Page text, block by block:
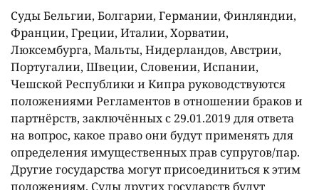
Суды Бельгии, Болгарии, Германии, Финляндии,
Франции, Греции, Италии, Хорватии,
Люксембурга, Мальты, Нидерландов, Австрии,
Португалии, Швеции, Словении, Испании,
Чешской Республики и Кипра руководствуются
положениями Регламентов в отношении браков и
партнёрств, заключённых с 29.01.2019 для ответа
на вопрос, какое право они будут применять для
определения имущественных прав супругов/пар.
Другие государства могут присоединиться к этим
положениям. Суды других государств будут